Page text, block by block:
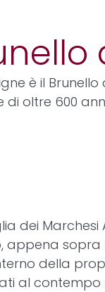
è il
di oltre 600
dei
appena sopra
della
al